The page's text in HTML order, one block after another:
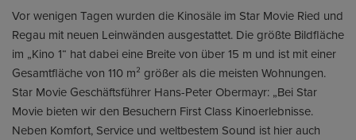
Vor wenigen Tagen wurden die Kinosäle im Star Movie Ried und
Regau mit neuen Leinwänden ausgestattet. Die größte Bildfläche
im „Kino 1“ hat dabei eine Breite von über 15 m und ist mit einer
Gesamtfläche von 110 m² größer als die meisten Wohnungen.
Star Movie Geschäftsführer Hans-Peter Obermayr: „Bei Star
Movie bieten wir den Besuchern First Class Kinoerlebnisse.
Neben Komfort, Service und weltbestem Sound ist hier auch